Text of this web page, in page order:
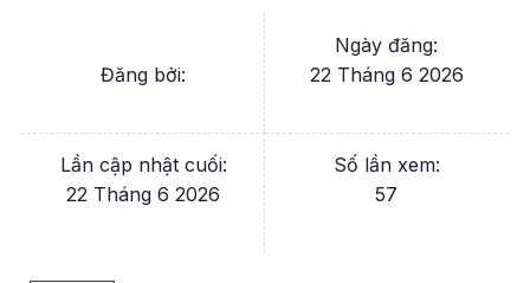
Đăng bởi:
Ngày đăng:
22 Tháng 6 2026
Lần cập nhật cuối:
22 Tháng 6 2026
Số lần xem:
57